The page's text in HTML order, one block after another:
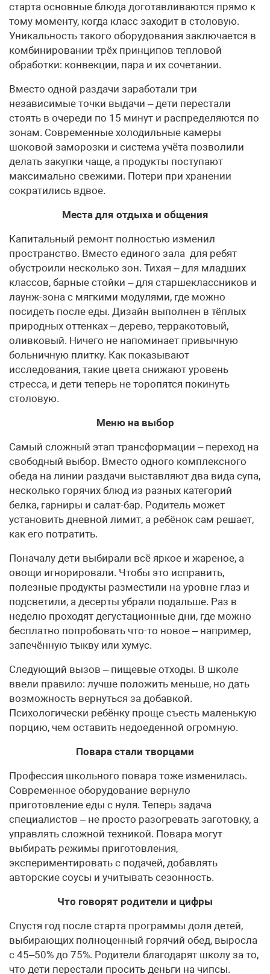
старта основные блюда доготавливаются прямо к
тому моменту, когда класс заходит в столовую.
Уникальность такого оборудования заключается в
комбинировании трёх принципов тепловой
обработки: конвекции, пара и их сочетании.
Вместо одной раздачи заработали три
независимые точки выдачи – дети перестали
стоять в очереди по 15 минут и распределяются по
зонам. Современные холодильные камеры
шоковой заморозки и система учёта позволили
делать закупки чаще, а продукты поступают
максимально свежими. Потери при хранении
сократились вдвое.
Места для отдыха и общения
Капитальный ремонт полностью изменил
пространство. Вместо единого зала для ребят
обустроили несколько зон. Тихая – для младших
классов, барные стойки – для старшеклассников и
лаунж-зона с мягкими модулями, где можно
посидеть после еды. Дизайн выполнен в тёплых
природных оттенках – дерево, терракотовый,
оливковый. Ничего не напоминает привычную
больничную плитку. Как показывают
исследования, такие цвета снижают уровень
стресса, и дети теперь не торопятся покинуть
столовую.
Меню на выбор
Самый сложный этап трансформации – переход на
свободный выбор. Вместо одного комплексного
обеда на линии раздачи выставляют два вида супа,
несколько горячих блюд из разных категорий
белка, гарниры и салат-бар. Родитель может
установить дневной лимит, а ребёнок сам решает,
как его потратить.
Поначалу дети выбирали всё яркое и жареное, а
овощи игнорировали. Чтобы это исправить,
полезные продукты разместили на уровне глаз и
подсветили, а десерты убрали подальше. Раз в
неделю проходят дегустационные дни, где можно
бесплатно попробовать что-то новое – например,
запечённую тыкву или хумус.
Следующий вызов – пищевые отходы. В школе
ввели правило: лучше положить меньше, но дать
возможность вернуться за добавкой.
Психологически ребёнку проще съесть маленькую
порцию, чем оставить недоеденной огромную.
Повара стали творцами
Профессия школьного повара тоже изменилась.
Современное оборудование вернуло
приготовление еды с нуля. Теперь задача
специалистов – не просто разогревать заготовку, а
управлять сложной техникой. Повара могут
выбирать режимы приготовления,
экспериментировать с подачей, добавлять
авторские соусы и учитывать сезонность.
Что говорят родители и цифры
Спустя год после старта программы доля детей,
выбирающих полноценный горячий обед, выросла
с 45–50% до 75%. Родители благодарят школу за то,
что дети перестали просить деньги на чипсы.